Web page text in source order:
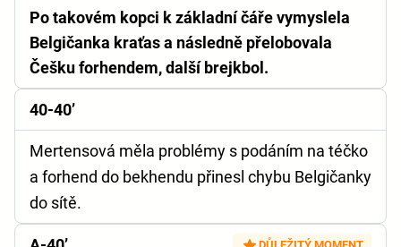
Po takovém kopci k základní čáře vymyslela
Belgičanka kraťas a následně přelobovala
Češku forhendem, další brejkbol.
40-40’
Mertensová měla problémy s podáním na téčko
a forhend do bekhendu přinesl chybu Belgičanky
do sítě.
DŮLEŽITÝ MOMENT